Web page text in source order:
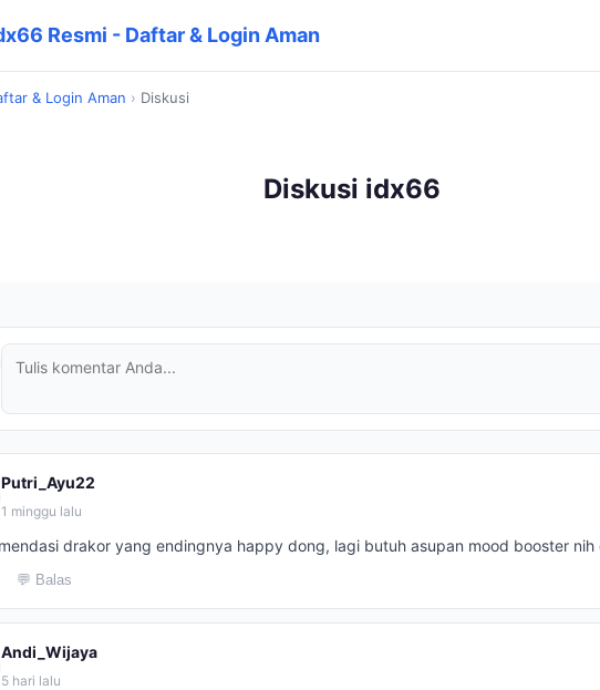
Resmi - Daftar & Login Aman
& Login Aman › Diskusi
Diskusi idx66
Putri_Ayu22
1 minggu lalu
drakor yang endingnya happy dong, lagi butuh asupan mood booster nih
💬 Balas
Andi_Wijaya
5 hari lalu